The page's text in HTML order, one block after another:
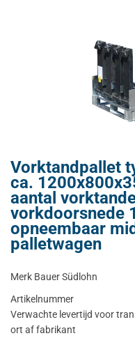
Vorktandpallet
ca.
aantal
vorkdoorsnede
opneembaar
palletwagen
Merk Bauer Südlohn
Artikelnummer
Verwachte levertijd voor
ort af fabrikant